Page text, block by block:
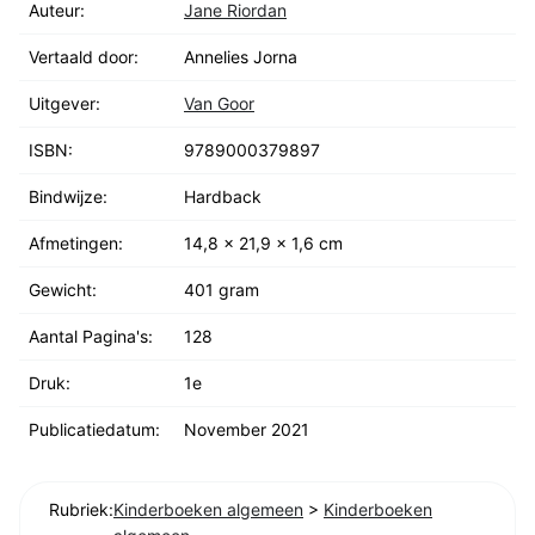
teddybeer in een tekenfilm is, heeft het mis. We
‘Ik weet niet precies hoe. Ik weet niet exact hoe Poeh,
fictieve Honderd Bunderbos me nu al die jaren kunnen
troosten, verwarmen, begeleiden. Ik vermoed dat het
olijke, dikke Winnie en de droefgeestige, piekerende
zelf.’
Bernard Dewulf in De Standaard
Auteur: Jane Riordan
Vertaald door: Annelies Jorna
Uitgever: Van Goor
ISBN: 9789000379897
Bindwijze: Hardback
Afmetingen: 14,8 x 21,9 x 1,6 cm
Gewicht: 401 gram
Aantal Pagina's: 128
Druk: 1e
Publicatiedatum: November 2021
Rubriek:Kinderboeken algemeen > Kinderboeken